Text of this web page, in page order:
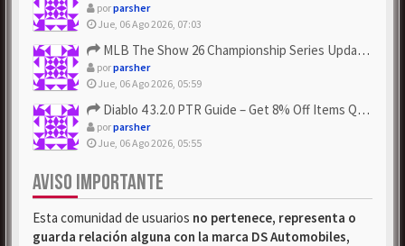
porparsher
Jue, 06 Ago 2026, 07:03
MLB The Show 26 Championship Series Update! Get Cheap & ...
porparsher
Jue, 06 Ago 2026, 05:59
Diablo 4 3.2.0 PTR Guide – Get 8% Off Items Quickly to Test ...
porparsher
Jue, 06 Ago 2026, 05:55
AVISO IMPORTANTE
Esta comunidad de usuarios no pertenece, representa o
guarda relación alguna con la marca DS Automobiles,